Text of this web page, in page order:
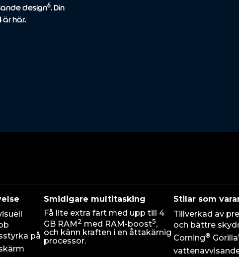
design6. Din
är här.
på
Smidigare multitasking
Få lite extra fart med upp till 4
GB RAM2 med RAM-boost5,
och känn kraften i en åttakärnig
processor.
Stilar som
Tillverkad av
och bättre
Corning® Gorilla